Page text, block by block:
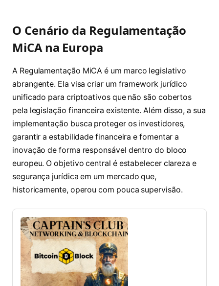
O Cenário da Regulamentação
MiCA na Europa
A Regulamentação MiCA é um marco legislativo
abrangente. Ela visa criar um framework jurídico
unificado para criptoativos que não são cobertos
pela legislação financeira existente. Além disso, a sua
implementação busca proteger os investidores,
garantir a estabilidade financeira e fomentar a
inovação de forma responsável dentro do bloco
europeu. O objetivo central é estabelecer clareza e
segurança jurídica em um mercado que,
historicamente, operou com pouca supervisão.